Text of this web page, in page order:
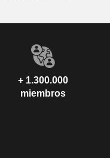
+ 1.300.000
miembros